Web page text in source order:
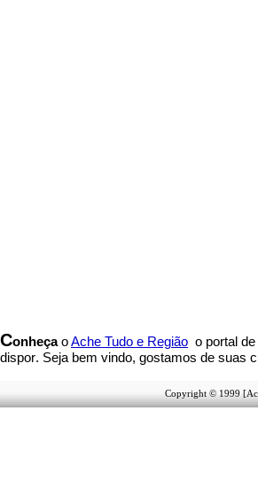
ConheçaoAche Tudo e Região o portal de
dispor. Seja bem vindo, gostamos de suas
Copyright © 1999